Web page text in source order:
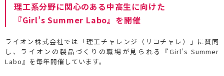
理工系分野に関心のある中高生に向けた
『Girl’s Summer Labo』を開催
ライオン株式会社では「理工チャレンジ（リコチャレ）」に賛同
し、ライオンの製品づくりの職場が見られる『Girl’s Summer
Labo』を毎年開催しています。